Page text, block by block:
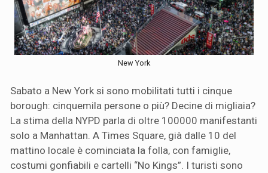
New York
Sabato a New York si sono mobilitati tutti i cinque
borough: cinquemila persone o più? Decine di migliaia?
La stima della NYPD parla di oltre 100000 manifestanti
solo a Manhattan. A Times Square, già dalle 10 del
mattino locale è cominciata la folla, con famiglie,
costumi gonfiabili e cartelli “No Kings”. I turisti sono